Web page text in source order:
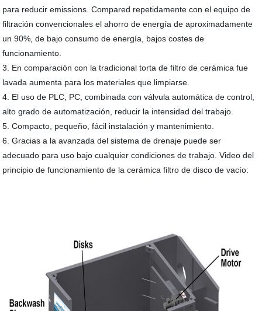
para reducir emissions. Compared repetidamente con el equipo de
filtración convencionales el ahorro de energía de aproximadamente
un 90%, de bajo consumo de energía, bajos costes de
funcionamiento.
3. En comparación con la tradicional torta de filtro de cerámica fue
lavada aumenta para los materiales que limpiarse.
4. El uso de PLC, PC, combinada con válvula automática de control,
alto grado de automatización, reducir la intensidad del trabajo.
5. Compacto, pequeño, fácil instalación y mantenimiento.
6. Gracias a la avanzada del sistema de drenaje puede ser
adecuado para uso bajo cualquier condiciones de trabajo. Video del
principio de funcionamiento de la cerámica filtro de disco de vacío: